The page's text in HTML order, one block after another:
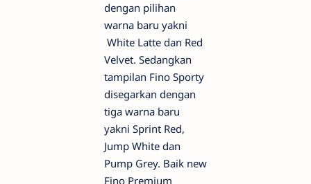
dengan pilihan
warna baru yakni
White Latte dan Red
Velvet. Sedangkan
tampilan Fino Sporty
disegarkan dengan
tiga warna baru
yakni Sprint Red,
Jump White dan
Pump Grey. Baik new
Fino Premium